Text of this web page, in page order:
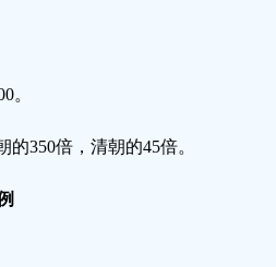
。
350倍，清朝的45倍。